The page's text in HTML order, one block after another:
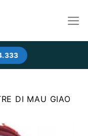
DI MAU GIAO